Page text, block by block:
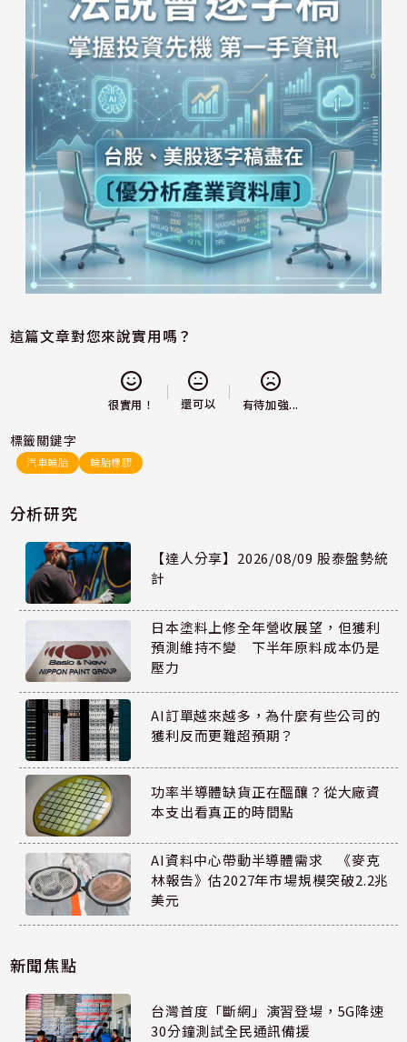
這篇文章對您來說實用嗎？
很實用！ 還可以 有待加強...
標籤關鍵字
汽車輪胎 輪胎橡膠
分析研究
【達人分享】2026/08/09 股泰盤勢統
計
日本塗料上修全年營收展望，但獲利
預測維持不變 下半年原料成本仍是
壓力
AI訂單越來越多，為什麼有些公司的
獲利反而更難超預期？
功率半導體缺貨正在醞釀？從大廠資
本支出看真正的時間點
AI資料中心帶動半導體需求 《麥克
林報告》估2027年市場規模突破2.2兆
美元
新聞焦點
台灣首度「斷網」演習登場，5G降速
30分鐘測試全民通訊備援